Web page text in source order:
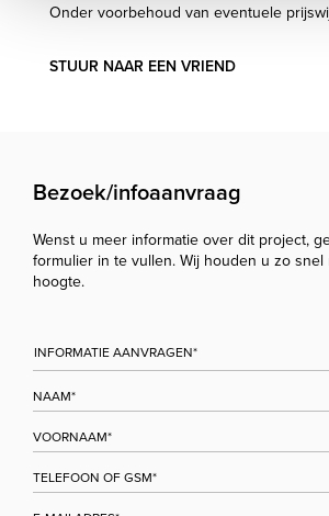
Onder voorbehoud van eventuele
STUUR NAAR EEN VRIEND
Bezoek/infoaanvraag
Wenst u meer informatie over dit project,
formulier in te vullen. Wij houden u zo snel
hoogte.